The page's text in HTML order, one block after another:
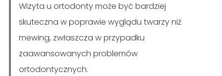
Wizyta u ortodonty może być bardziej
skuteczna w poprawie wyglądu twarzy niż
mewing, zwłaszcza w przypadku
zaawansowanych problemów
ortodontycznych.